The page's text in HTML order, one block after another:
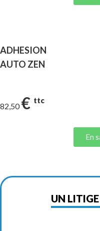
ADHESION
AUTO ZEN
82,50€ ttc
En
UN